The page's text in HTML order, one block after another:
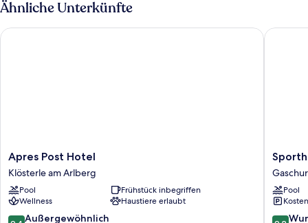
Ähnliche Unterkünfte
Apres
Post
Hotel
Klösterle
am
Arlberg
Apres Post Hotel
Klösterle am Arlberg
Pool
Frühstück inbegriffen
Wellness
Haustiere erlaubt
9.4 Außergewöhnlich
Apres Post Hotel
Silvretta
Pool
9.2